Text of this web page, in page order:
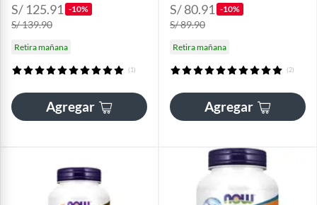
S/ 125.91 -10%
S/ 139.90
Retira mañana
(1)
Agregar
S/ 80.91 -10%
S/ 89.90
Retira mañana
(2)
Agregar